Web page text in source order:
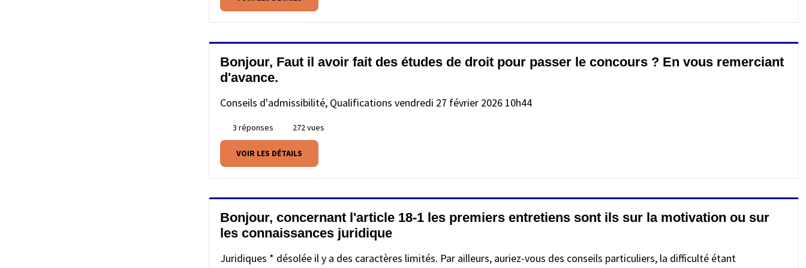
Bonjour, Faut il avoir fait des études de droit pour passer le concours ? En vous remerciant
d'avance.
Conseils d'admissibilité, Qualifications vendredi 27 février 2026 10h44
3 réponses 272 vues
VOIR LES DÉTAILS
Bonjour, concernant l'article 18-1 les premiers entretiens sont ils sur la motivation ou sur
les connaissances juridique
Juridiques * désolée il y a des caractères limités. Par ailleurs, auriez-vous des conseils particuliers, la difficulté étant